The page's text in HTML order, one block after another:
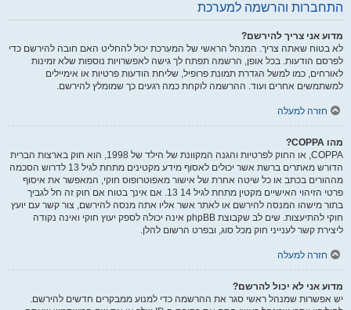
התחברות והרשמה למערכת
מדוע אני צריך להירשם?
לא בטוח שאתה צריך. המנהל הראשי של המערכת יכול להחליט האם חובה להירשם כדי
לפרסם הודעות. בכל אופן, הרשמה תפתח לך גישה לאפשרויות נוספות שלא זמינות
לאורחים, כמו למשל הגדרת תמונת פרופיל, שליחת הודעות פרטיות או אימיילים
למשתמשים אחרים ועוד. ההרשמה לוקחת כמה רגעים כך שמומלץ להירשם.
חזרה למעלה
מהו COPPA?
COPPA, או החוק לפרטיות והגנה המקוונת של הילד של 1998, הוא חוק בארצות הברית
הדורש מאתרים ברשת אשר יכולים לאסוף מידע מקטינים מתחת לגיל 13 לדרוש הסכמה
מההורים בכתב או כל שיטה אחרת של אישור מאפוטרופוס חוקי, המאפשר את איסוף
פרטי הזיהוי האישיים מקטין מתחת לגיל 14 13. אם אינך בטוח אם חוק זה חל לגביך
בתור מישהו המנסה להירשם או לאתר אשר אליו אתה מנסה להירשם, צור קשר עם יועץ
חוקי להתיעצות. שים לב שקבוצת phpBB אינה יכולה לספק יעוץ חוקי ואינה נקודה
ליצירת קשר לענייני חוק מכל סוג, ובפרט הרשום להלן.
חזרה למעלה
מדוע אני לא יכול להרשם?
יש אפשרות שמנהל ראשי סגר את ההרשמה כדי למנוע ממבקרים חדשים להירשם.